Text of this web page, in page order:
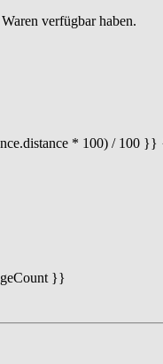
verfügbar haben.
* 100) / 100
}}